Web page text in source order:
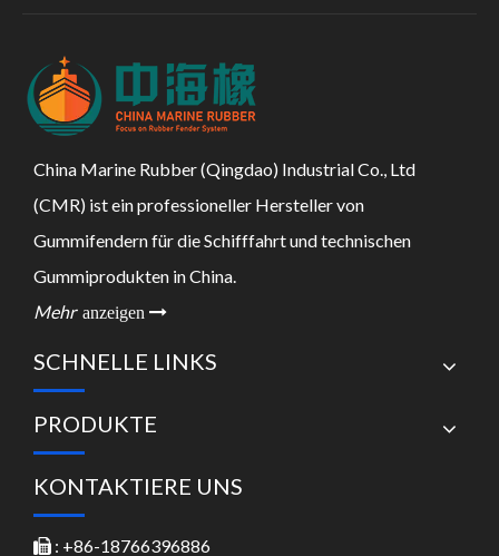
China Marine Rubber (Qingdao) Industrial Co., Ltd
(CMR) ist ein professioneller Hersteller von
Gummifendern für die Schifffahrt und technischen
Gummiprodukten in China.
Mehr anzeigen 
SCHNELLE LINKS
PRODUKTE
KONTAKTIERE UNS
 : +86-18766396886